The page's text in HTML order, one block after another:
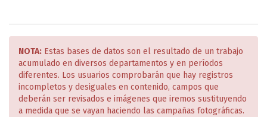
NOTA: Estas bases de datos son el resultado de un trabajo
acumulado en diversos departamentos y en períodos
diferentes. Los usuarios comprobarán que hay registros
incompletos y desiguales en contenido, campos que
deberán ser revisados e imágenes que iremos sustituyendo
a medida que se vayan haciendo las campañas fotográficas.